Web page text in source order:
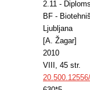
2.11 -
BF -
Ljubljana
[A. Žagar]
2010
VIII, 45 str.